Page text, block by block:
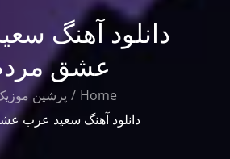
دانلود آهنگ
عشق
Home
پرشین
دانلود آهنگ سعید عرب